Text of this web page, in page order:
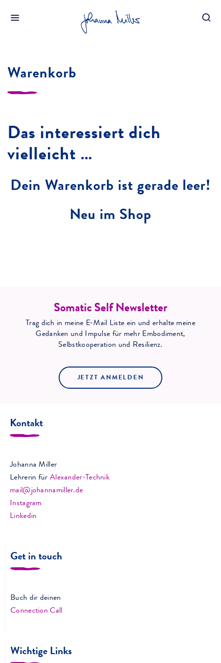
Warenkorb
Das interessiert dich
vielleicht …
Dein Warenkorb ist gerade leer!
Neu im Shop
Somatic Self Newsletter
Trag dich in meine E-Mail Liste ein und erhalte meine
Gedanken und Impulse für mehr Embodiment,
Selbstkooperation und Resilienz.
JETZT ANMELDEN
Kontakt
Johanna Miller
Lehrerin für Alexander-Technik
mail@johannamiller.de
Instagram
Linkedin
Get in touch
Buch dir deinen
Connection Call
Wichtige Links